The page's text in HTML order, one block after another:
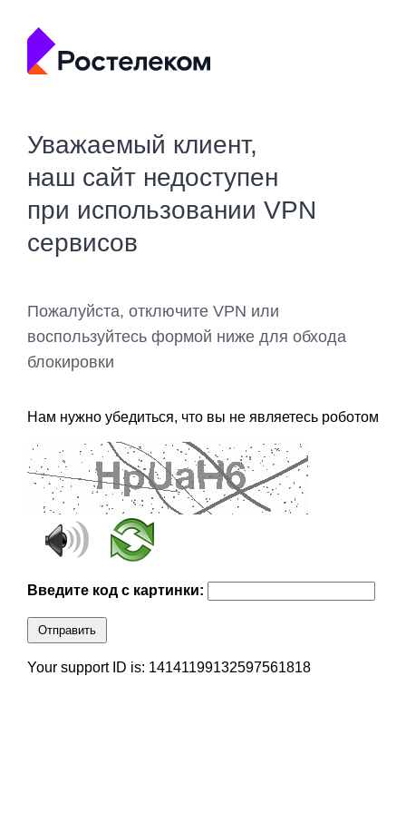
Уважаемый клиент,
наш сайт недоступен
при использовании VPN
сервисов
Пожалуйста, отключите VPN или
воспользуйтесь формой ниже для обхода
блокировки
Нам нужно убедиться, что вы не являетесь роботом
Введите код с картинки:
Отправить
Your support ID is: 14141199132597561818